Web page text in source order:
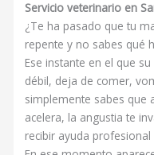
Servicio veterinario en
¿Te ha pasado que tu
repente y no sabes qué
Ese instante en el que
débil, deja de comer,
simplemente sabes que
acelera, la angustia te
recibir ayuda profesional